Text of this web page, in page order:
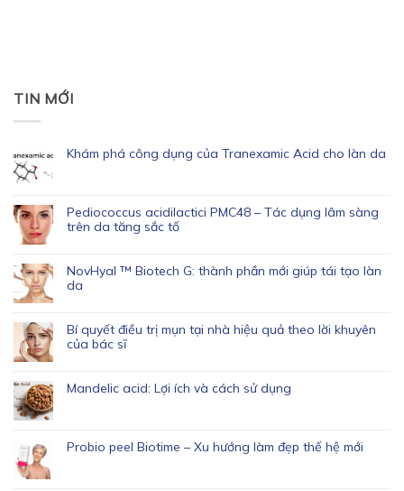
TIN MỚI
Khám phá công dụng của Tranexamic Acid cho làn da
Pediococcus acidilactici PMC48 – Tác dụng lâm sàng
trên da tăng sắc tố
NovHyal ™ Biotech G: thành phần mới giúp tái tạo làn
da
Bí quyết điều trị mụn tại nhà hiệu quả theo lời khuyên
của bác sĩ
Mandelic acid: Lợi ích và cách sử dụng
Probio peel Biotime – Xu hướng làm đẹp thế hệ mới